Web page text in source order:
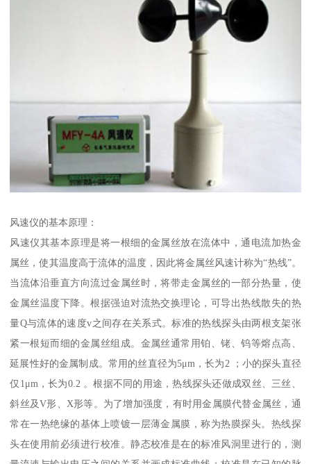
风速仪的基本原理：
风速仪其基本原理是将一根细的金属丝放在流体中，通电流加热金
属丝，使其温度高于流体的温度，因此将金属丝风速计称为“热线”。
当流体沿垂直方向流过金属丝时，将带走金属丝的一部分热量，使
金属丝温度下降。根据强迫对流热交换理论，可导出热线散失的热
量Q与流体的速度v之间存在关系式。标准的热线探头由两根支架张
紧一根短而细的金属丝组成。金属丝通常用铂、铑、钨等熔点高、
延展性好的金属制成。常用的丝直径为5μm，长为2 ；小的探头直径
仅1μm，长为0.2 。根据不同的用途，热线探头还做成双丝、三丝、
斜丝及V形、X形等。为了增加强度，有时用金属膜代替金属丝，通
常在一热绝缘的基体上喷镀一层薄金属膜，称为热膜探头。热线探
头在使用前必须进行校准。静态校准是在的标准风洞里进行的，测